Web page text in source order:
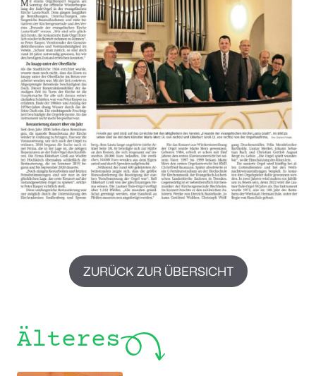
ZURÜCK ZUR ÜBERSICHT
Älteres